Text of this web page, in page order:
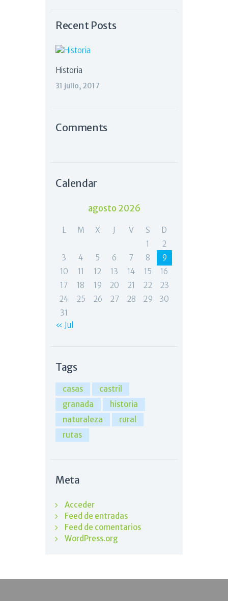
Recent Posts
Historia
31 julio, 2017
Comments
Calendar
agosto 2026
L M X J V S
D
1
2
3
4 5 6 7 8
9
10
11 12 13 14 15
16
17
18 19 20 21 22
23
24
25 26 27 28 29
30
31
« Jul
Tags
casas
castril
granada
historia
naturaleza
rural
rutas
Meta
Acceder
Feed de entradas
Feed de comentarios
WordPress.org